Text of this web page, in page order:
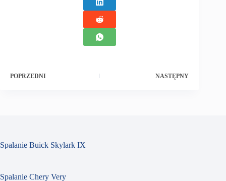
POPRZEDNI NASTĘPNY
Spalanie Buick Skylark IX
Spalanie Chery Very